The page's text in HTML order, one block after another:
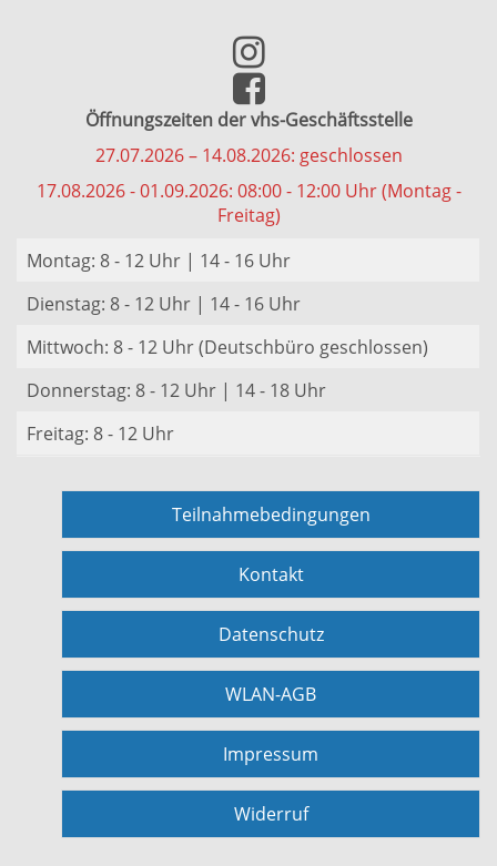
Öffnungszeiten der vhs-Geschäftsstelle
27.07.2026 – 14.08.2026: geschlossen
17.08.2026 - 01.09.2026: 08:00 - 12:00 Uhr (Montag -
Freitag)
Montag: 8 - 12 Uhr | 14 - 16 Uhr
Dienstag: 8 - 12 Uhr | 14 - 16 Uhr
Mittwoch: 8 - 12 Uhr (Deutschbüro geschlossen)
Donnerstag: 8 - 12 Uhr | 14 - 18 Uhr
Freitag: 8 - 12 Uhr
Teilnahmebedingungen
Kontakt
Datenschutz
WLAN-AGB
Impressum
Widerruf